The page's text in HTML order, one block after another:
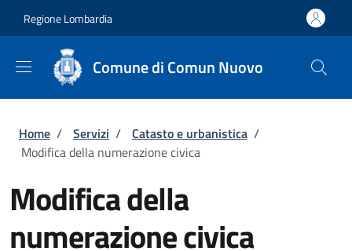
Regione Lombardia
Comune di Comun Nuovo
Briciole di pane
Home / Servizi / Catasto e urbanistica /
Modifica della numerazione civica
Modifica della
numerazione civica